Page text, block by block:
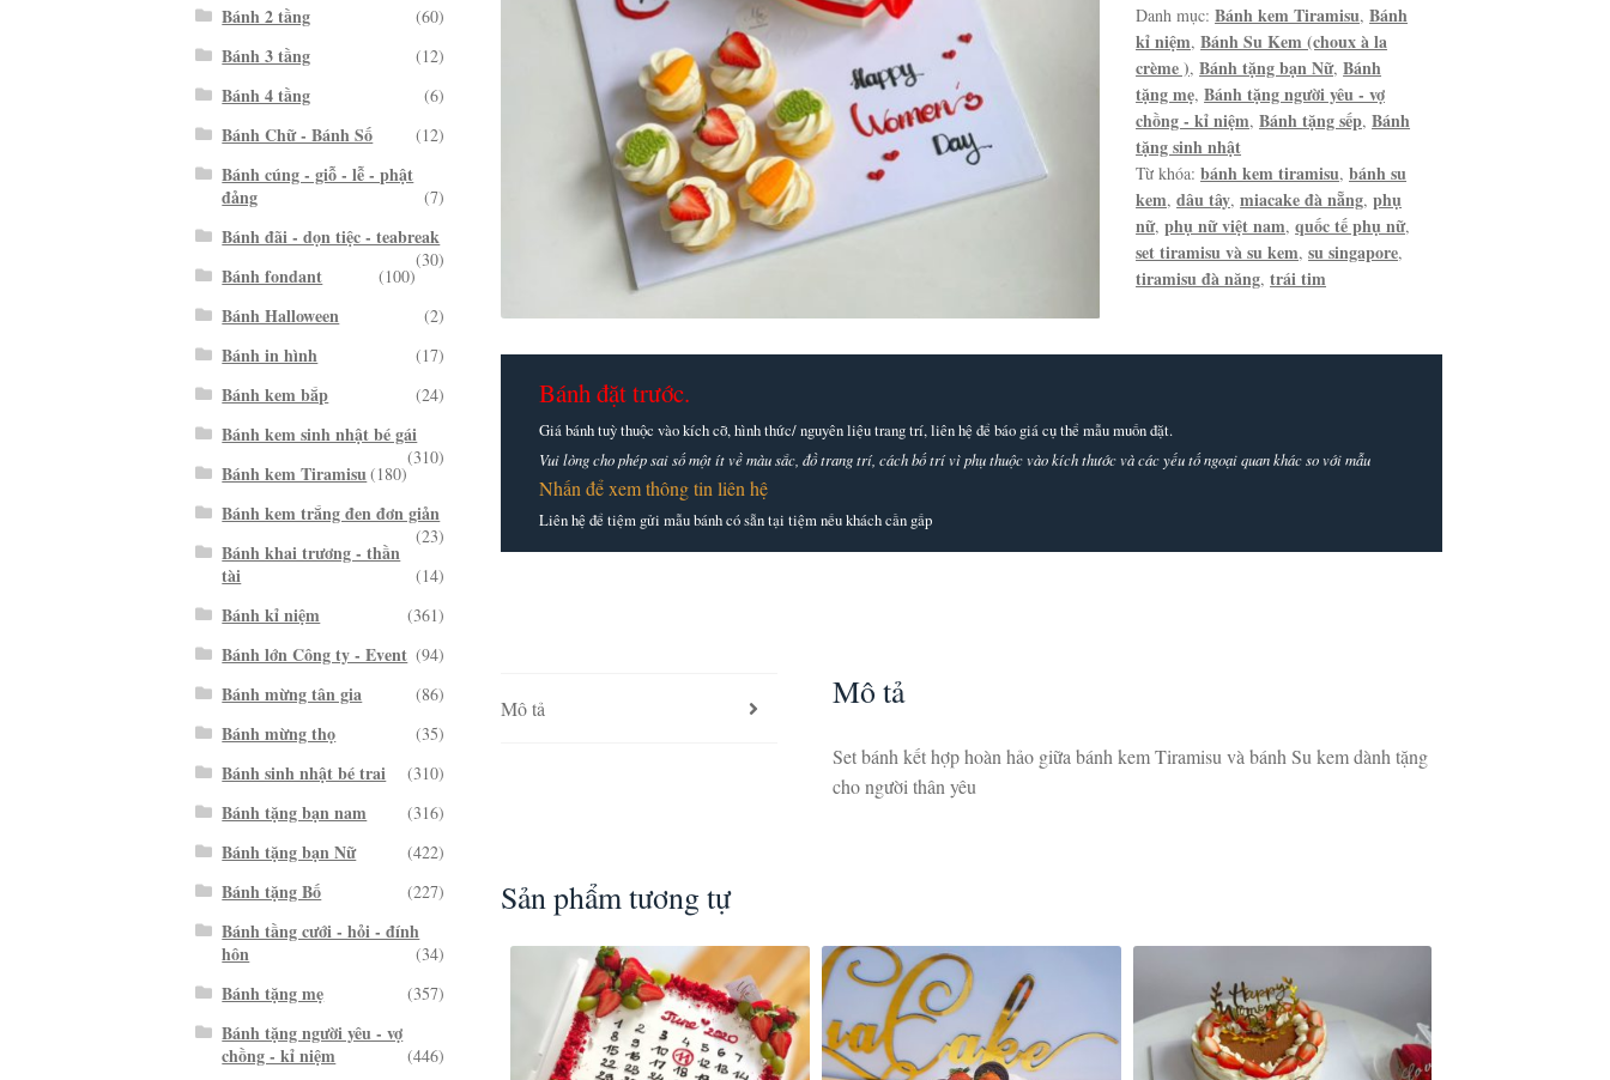
Danh mục:Bánh kem Tiramisu,Bánh
kỉ niệm,Bánh Su Kem (choux à la
crème ),Bánh tặng bạn Nữ,Bánh
tặng mẹ,Bánh tặng người yêu - vợ
chồng - kỉ niệm,Bánh tặng sếp,Bánh
tặng sinh nhật
Từ khóa:bánh kem tiramisu,bánh su
kem,dâu tây,miacake đà nẵng,phụ
nữ,phụ nữ việt nam,quốc tế phụ nữ,
set tiramisu và su kem,su singapore,
tiramisu đà năng,trái tim
Bánh đặt trước.
Giá bánh tuỳ thuộc vào kích cỡ, hình thức/ nguyên liệu trang trí, liên hệ để báo giá cụ thể mẫu muốn đặt.
Vui lòng cho phép sai số một ít về màu sắc, đồ trang trí, cách bố trí vì phụ thuộc vào kích thước và các yếu tố ngoại quan khác so với mẫu
Nhấn để xem thông tin liên hệ
Liên hệ để tiệm gửi mẫu bánh có sẵn tại tiệm nếu khách cần gấp
Mô tả Mô tả
Set bánh kết hợp hoàn hảo giữa bánh kem Tiramisu và bánh Su kem dành tặng
cho người thân yêu
Sản phẩm tương tự
Bánh 2 tầng (60)
Bánh 3 tầng (12)
Bánh 4 tầng (6)
Bánh Chữ - Bánh Số (12)
Bánh cúng - giỗ - lễ - phật
đảng
(7)
Bánh đãi - dọn tiệc - teabreak
(30)
Bánh fondant (100)
Bánh Halloween (2)
Bánh in hình (17)
Bánh kem bắp (24)
Bánh kem sinh nhật bé gái
(310)
Bánh kem Tiramisu(180)
Bánh kem trắng đen đơn giản
(23)
Bánh khai trương - thần
tài
(14)
Bánh kỉ niệm (361)
Bánh lớn Công ty - Event (94)
Bánh mừng tân gia (86)
Bánh mừng thọ (35)
Bánh sinh nhật bé trai (310)
Bánh tặng bạn nam (316)
Bánh tặng bạn Nữ (422)
Bánh tặng Bố (227)
Bánh tầng cưới - hỏi - đính
hôn
(34)
Bánh tặng mẹ (357)
Bánh tặng người yêu - vợ
chồng - kỉ niệm
(446)